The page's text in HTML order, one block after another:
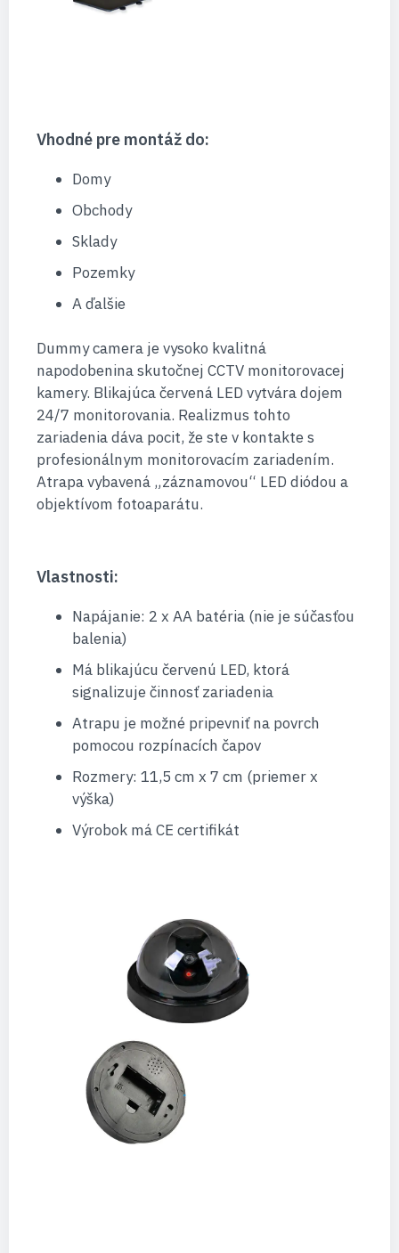
Vhodné pre montáž do:
Domy
Obchody
Sklady
Pozemky
A ďalšie
Dummy camera je vysoko kvalitná
napodobenina skutočnej CCTV monitorovacej
kamery. Blikajúca červená LED vytvára dojem
24/7 monitorovania. Realizmus tohto
zariadenia dáva pocit, že ste v kontakte s
profesionálnym monitorovacím zariadením.
Atrapa vybavená „záznamovou“ LED diódou a
objektívom fotoaparátu.
Vlastnosti:
Napájanie: 2 x AA batéria (nie je súčasťou
balenia)
Má blikajúcu červenú LED, ktorá
signalizuje činnosť zariadenia
Atrapu je možné pripevniť na povrch
pomocou rozpínacích čapov
Rozmery: 11,5 cm x 7 cm (priemer x
výška)
Výrobok má CE certifikát